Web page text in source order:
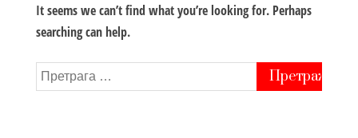
It seems we can’t find what you’re looking for. Perhaps
searching can help.
Претрага
за: